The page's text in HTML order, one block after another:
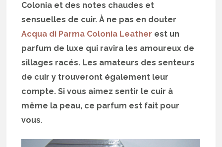
Colonia et des notes chaudes et
sensuelles de cuir. À ne pas en douter
Acqua di Parma Colonia Leather est un
parfum de luxe qui ravira les amoureux de
sillages racés. Les amateurs des senteurs
de cuir y trouveront également leur
compte. Si vous aimez sentir le cuir à
même la peau, ce parfum est fait pour
vous.